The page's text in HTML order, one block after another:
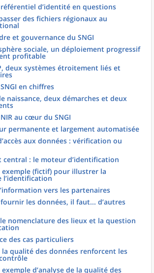
référentiel d’identité en questions
des fichiers régionaux au
et gouvernance du SNGI
sociale, un déploiement progressif
profitable
deux systèmes étroitement liés et
en chiffres
naissance, deux démarches et deux
au cœur du SNGI
permanente et largement automatisée
aux données : vérification ou
central : le moteur d’identification
exemple (fictif) pour illustrer la
l’identification
vers les partenaires
les données, il faut... d’autres
nomenclature des lieux et la question
des cas particuliers
la qualité des données renforcent les
exemple d’analyse de la qualité des